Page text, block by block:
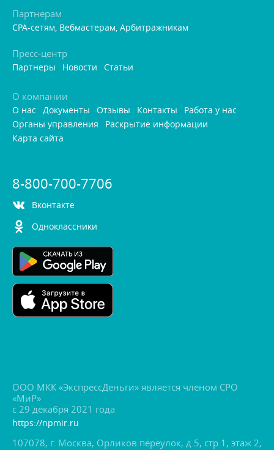
Партнерам
CPA-сетям, Вебмастерам, Арбитражникам
Пресс-центр
Партнеры Новости Статьи
О компании
О нас Документы Отзывы Контакты
Работа у нас
Органы управления
Раскрытие информации
Карта сайта
8-800-700-7706
контакте
Одноклассники
ООО МКК «ЭкспрессДеньги» является членом СРО
«МиР»
с 29 декабря 2021 года
https://npmir.ru
107078, г. Москва, Орликов переулок, д.5, стр.1, этаж 2,